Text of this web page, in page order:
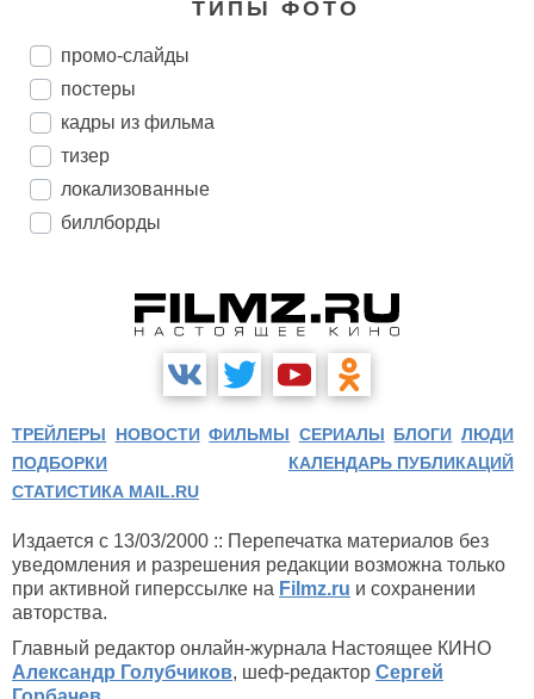
ТИПЫ ФОТО
промо-слайды
постеры
кадры из фильма
тизер
локализованные
биллборды
ТРЕЙЛЕРЫ НОВОСТИ ФИЛЬМЫ СЕРИАЛЫ БЛОГИ ЛЮДИ
ПОДБОРКИ
КАЛЕНДАРЬ ПУБЛИКАЦИЙ
СТАТИСТИКА MAIL.RU
Издается с 13/03/2000 :: Перепечатка материалов без
уведомления и разрешения редакции возможна только
при активной гиперссылке на Filmz.ru и сохранении
авторства.
Главный редактор онлайн-журнала Настоящее КИНО
Александр Голубчиков, шеф-редактор Сергей